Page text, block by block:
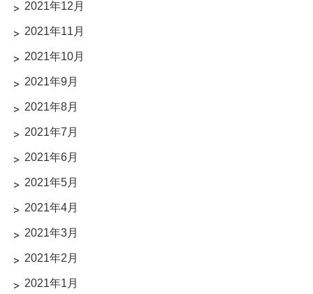
2021年12月
2021年11月
2021年10月
2021年9月
2021年8月
2021年7月
2021年6月
2021年5月
2021年4月
2021年3月
2021年2月
2021年1月